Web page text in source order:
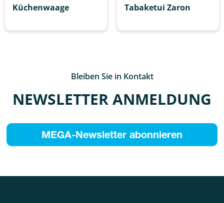
Küchenwaage Tabaketui Zaron
Bleiben Sie in Kontakt
NEWSLETTER ANMELDUNG
MEGA-Newsletter abonnieren